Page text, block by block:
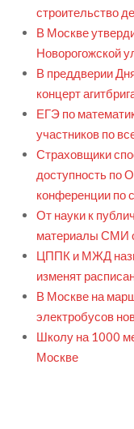
строительство
В Москве
Новорогожской
В преддверии
концерт
ЕГЭ по
участников по
Страховщики
доступность по
конференции по
От науки к
материалы СМИ
ЦППК и МЖД
изменят
В Москве на
электробусов
Школу на 1000
Москве